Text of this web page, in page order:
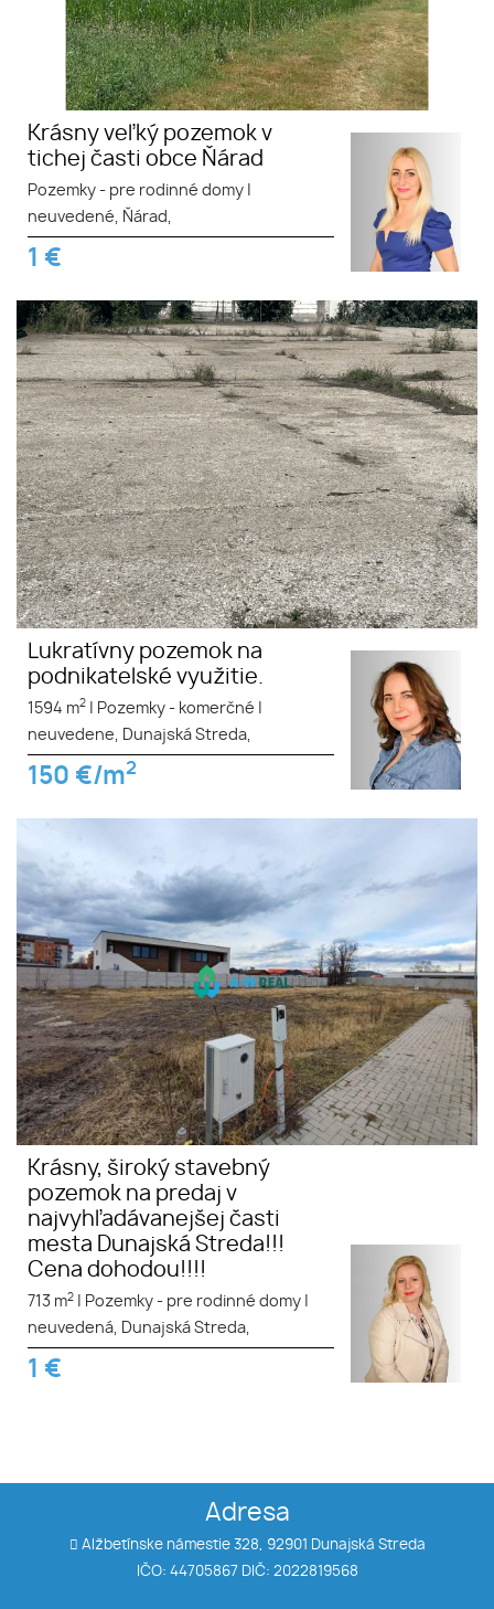
Krásny veľký pozemok v
tichej časti obce Ňárad
Pozemky - pre rodinné domy
neuvedené, Ňárad,
1 €
Lukratívny pozemok .
Lukratívny pozemok na
podnikatelské využitie.
1594 m2 Pozemky - komerčné
neuvedene, Dunajská Streda,
150 €/m2
Krásny, široký stavebný
pozemok na predaj v
najvyhľadávanejšej časti mesta
Dunajská Streda!!! Cena
dohodou!!!!
Krásny, široký stavebný
pozemok na predaj v
najvyhľadávanejšej časti
mesta Dunajská Streda!!!
Cena dohodou!!!!
713 m2 Pozemky - pre rodinné domy
neuvedená, Dunajská Streda,
1 €
Adresa
Alžbetínske námestie 328, 92901 Dunajská Streda
IČO: 44705867 DIČ: 2022819568